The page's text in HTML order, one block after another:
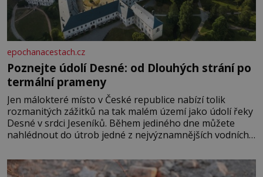
epochanacestach.cz
Poznejte údolí Desné: od Dlouhých strání po
termální prameny
Jen málokteré místo v České republice nabízí tolik
rozmanitých zážitků na tak malém území jako údolí řeky
Desné v srdci Jeseníků. Během jediného dne můžete
nahlédnout do útrob jedné z nejvýznamnějších vodních
se na koloběžce a den zakončit poznáváním památek ve
Velkých Losinách nebo v termálním